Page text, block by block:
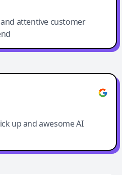
attentive customer
up and awesome AI